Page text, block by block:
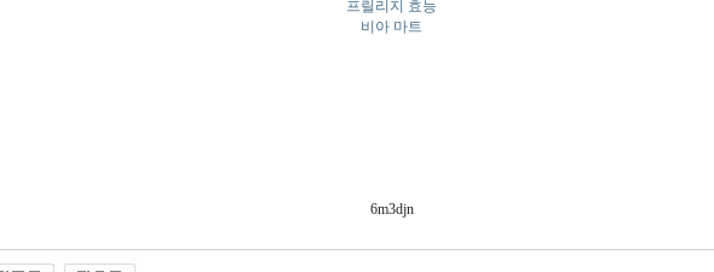
프릴리지 효능
비아 마트
6m3djn